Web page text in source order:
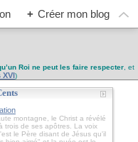
+ Créer mon blog
Roi ne peut les faire respecter, et
XVI)
montagne, le Christ a révélé
trois de ses apôtres. La voix
le Père disant de Jésus qu'il